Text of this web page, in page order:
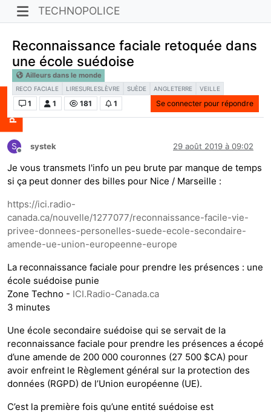
TECHNOPOLICE
Reconnaissance faciale retoquée dans
une école suédoise
Ailleurs dans le monde
RECO FACIALE LIRESURLESLÈVRE SUÈDE ANGLETERRE VEILLE
1 1 181 1 Se connecter pour répondre
S
Hors-ligne
systek 29 août 2019 à 09:02
Je vous transmets l'info un peu brute par manque de temps
si ça peut donner des billes pour Nice / Marseille :
https://ici.radio-
canada.ca/nouvelle/1277077/reconnaissance-facile-vie-
privee-donnees-personelles-suede-ecole-secondaire-
amende-ue-union-europeenne-europe
La reconnaissance faciale pour prendre les présences : une
école suédoise punie
Zone Techno - ICI.Radio-Canada.ca
3 minutes
Une école secondaire suédoise qui se servait de la
reconnaissance faciale pour prendre les présences a écopé
d’une amende de 200 000 couronnes (27 500 $CA) pour
avoir enfreint le Règlement général sur la protection des
données (RGPD) de l’Union européenne (UE).
C’est la première fois qu’une entité suédoise est